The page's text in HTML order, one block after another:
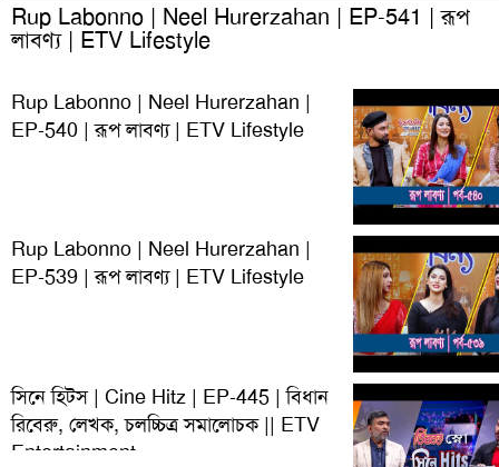
Rup Labonno | Neel Hurerzahan | EP-541 | রূপ
লাবণ্য | ETV Lifestyle
Rup Labonno | Neel Hurerzahan |
EP-540 | রূপ লাবণ্য | ETV Lifestyle
Rup Labonno | Neel Hurerzahan |
EP-539 | রূপ লাবণ্য | ETV Lifestyle
সিনে হিটস | Cine Hitz | EP-445 | বিধান
রিবেরু, লেখক, চলচ্চিত্র সমালোচক || ETV
Entertainment